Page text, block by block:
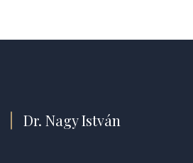
Dr. Nagy István